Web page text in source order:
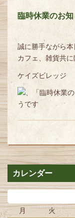
臨時休業のお
誠に勝手ながら
カフェ、雑貨共に
ケイズビレッジ
カレンダー
月
火